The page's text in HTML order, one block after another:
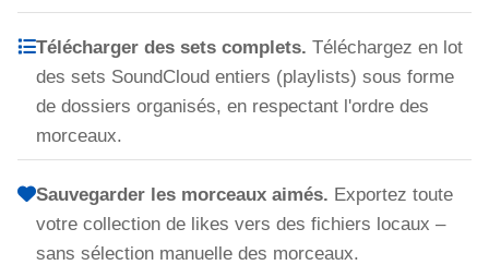
Télécharger des sets complets. Téléchargez en lot
des sets SoundCloud entiers (playlists) sous forme
de dossiers organisés, en respectant l'ordre des
morceaux.
Sauvegarder les morceaux aimés. Exportez toute
votre collection de likes vers des fichiers locaux –
sans sélection manuelle des morceaux.